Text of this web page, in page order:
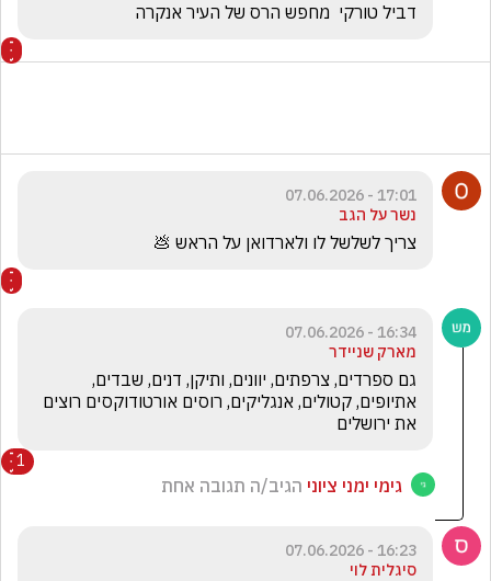
דביל טורקי  מחפש הרס של העיר אנקרה
17:01 - 07.06.2026
נשר על הגב
צריך לשלשל לו ולארדואן על הראש 💩
16:34 - 07.06.2026
מארק שניידר
את ירושלים
1
גימי ימני ציוני הגיב/ה תגובה אחת
16:23 - 07.06.2026
סיגלית לוי